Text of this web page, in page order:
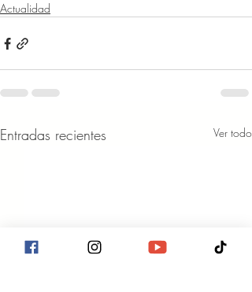
Actualidad
Entradas recientes Ver todo